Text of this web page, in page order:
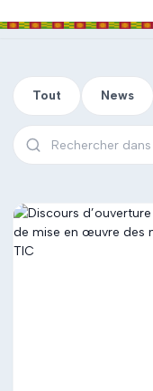
Tout News